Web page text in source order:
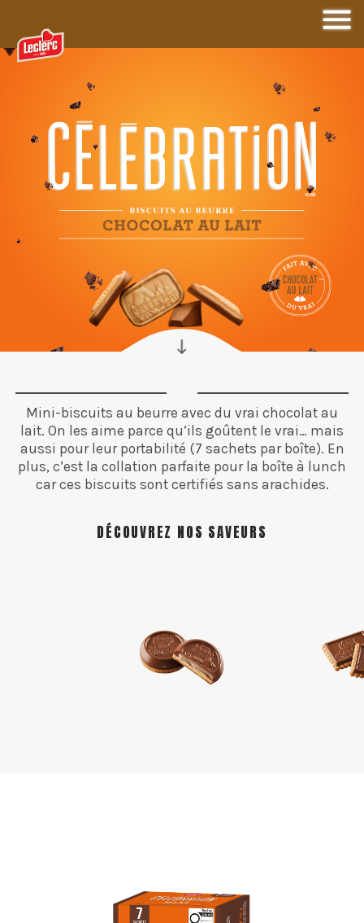
Mini-biscuits au beurre avec du vrai chocolat au
lait. On les aime parce qu’ils goûtent le vrai… mais
aussi pour leur portabilité (7 sachets par boîte). En
plus, c’est la collation parfaite pour la boîte à lunch
car ces biscuits sont certifiés sans arachides.
DÉCOUVREZ NOS SAVEURS